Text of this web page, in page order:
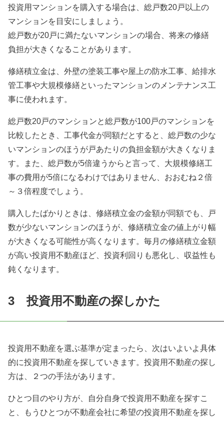
投資用マンションを購入する場合は、総戸数20戸以上の
マンションを目安にしましょう。
総戸数が20戸に満たないマンションの場合、将来の修繕
負担が大きくなることがあります。
修繕積立金は、外壁の塗装工事や屋上の防水工事、給排水
管工事や大規模修繕といったマンションのメンテナンス工
事に使われます。
総戸数20戸のマンションと総戸数が100戸のマンションを
比較したとき、工事代金が同額だとすると、総戸数の少な
いマンションのほうが戸あたりの負担金額が大きくなりま
す。また、総戸数が5倍違うからと言って、大規模修繕工
事の費用が5倍になるわけではありません、おおむね２倍
～３倍程度でしょう。
購入したばかりときは、修繕積立金の金額が同額でも、戸
数が少ないマンションのほうが、修繕積立金の値上がり幅
が大きくなる可能性が高くなります。毎月の修繕積立金額
が高い投資用不動産ほど、投資利回りも悪化し、収益性も
鈍くなります。
3 投資用不動産の探しかた
投資用不動産を選ぶ基準が定まったら、次はいよいよ具体
的に投資用不動産を探していきます。投資用不動産の探し
方は、２つの手法があります。
ひとつ目のやり方が、自分自身で投資用不動産を探すこ
と、もうひとつが不動産会社に希望の投資用不動産を探し